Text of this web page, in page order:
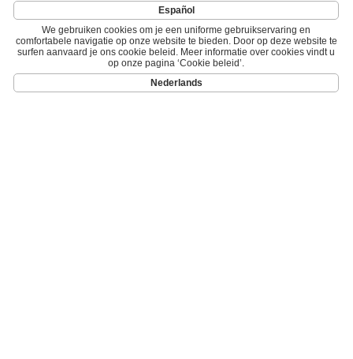
Español
We gebruiken cookies om je een uniforme gebruikservaring en
comfortabele navigatie op onze website te bieden. Door op deze website te
surfen aanvaard je ons cookie beleid. Meer informatie over cookies vindt u
op onze pagina ‘Cookie beleid’.
Nederlands